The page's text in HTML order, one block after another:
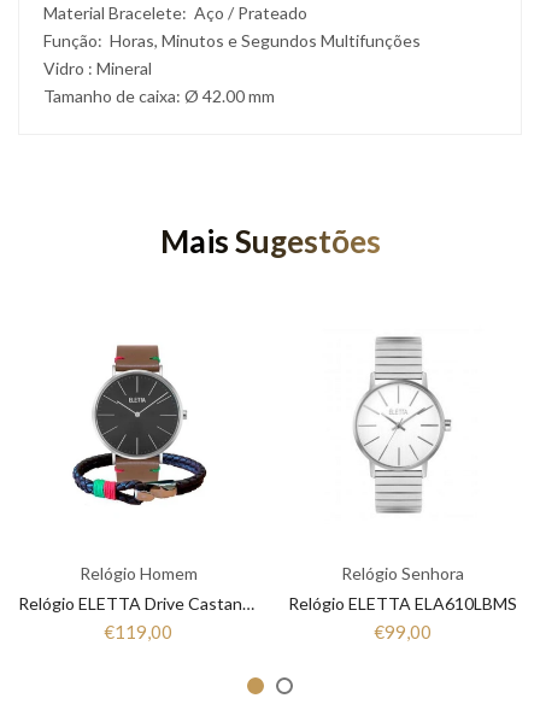
Material Bracelete: Aço / Prateado
Função: Horas, Minutos e Segundos Multifunções
Vidro : Mineral
Tamanho de caixa: Ø 42.00 mm
Mais Sugestões
Relógio Homem
Relógio ELETTA Drive Castanho ELD010GPCSX
€119,00
Relógio Senhora
Relógio ELETTA ELA610LBMS
€99,00